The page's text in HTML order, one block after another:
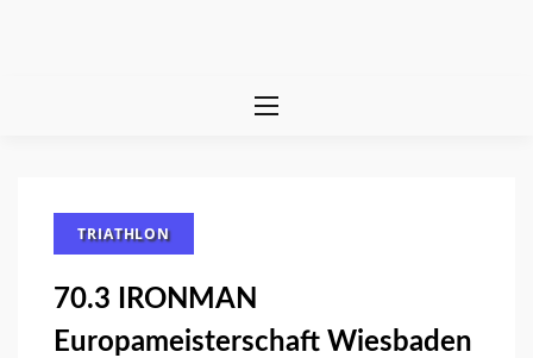
TRIATHLON
70.3 IRONMAN
Europameisterschaft Wiesbaden